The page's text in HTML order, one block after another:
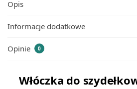
Opis
Informacje dodatkowe
Opinie 0
Włóczka do